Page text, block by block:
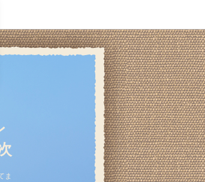
ま